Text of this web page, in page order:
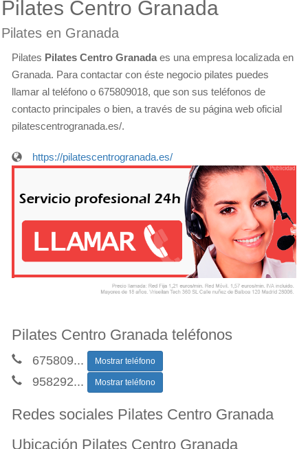
Pilates Centro Granada
Pilates en Granada
Pilates Pilates Centro Granada es una empresa localizada en
Granada. Para contactar con éste negocio pilates puedes
llamar al teléfono o 675809018, que son sus teléfonos de
contacto principales o bien, a través de su página web oficial
pilatescentrogranada.es/.
https://pilatescentrogranada.es/
Pilates Centro Granada teléfonos
675809... Mostrar teléfono
958292... Mostrar teléfono
Redes sociales Pilates Centro Granada
Ubicación Pilates Centro Granada